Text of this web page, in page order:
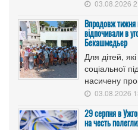
03.08.2026
Впродовж тижня
відпочивали в
Бекашмедьєр
Для дітей,
соціальної
насичену
03.08.2026
29 серпня в
на честь